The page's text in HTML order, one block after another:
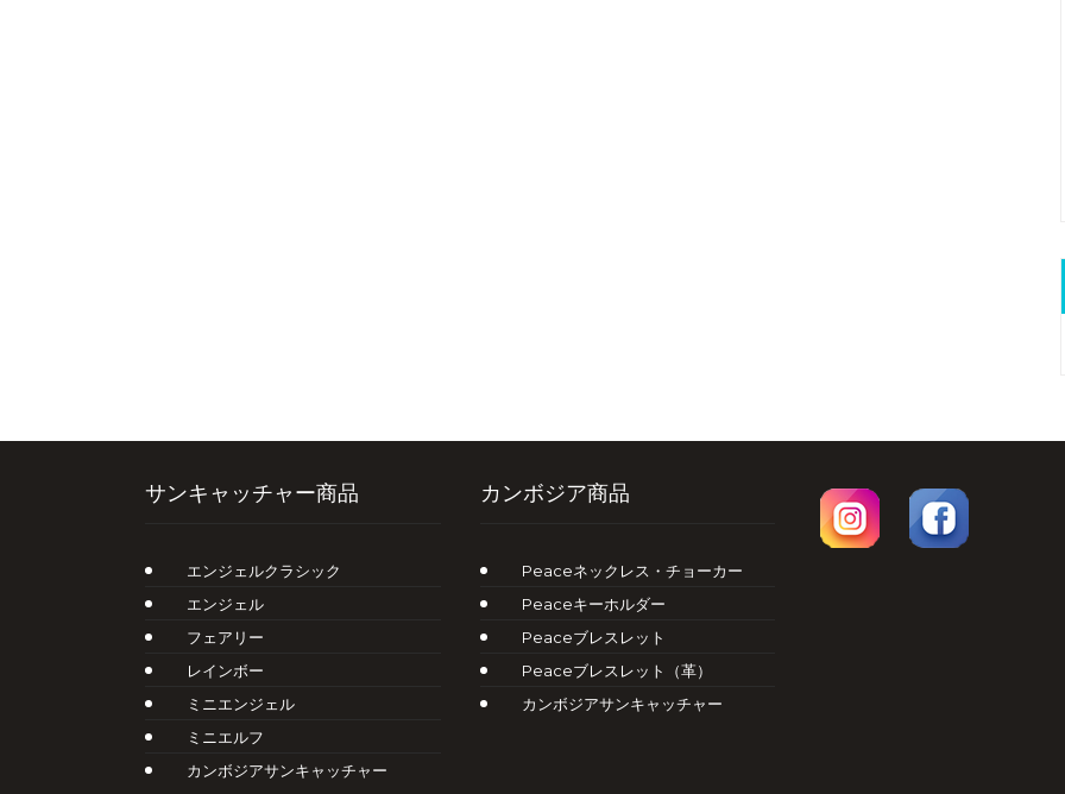
サンキャッチャー商品
エンジェルクラシック
エンジェル
フェアリー
レインボー
ミニエンジェル
ミニエルフ
カンボジアサンキャッチャー
カンボジア商品
Peaceネックレス・チョーカー
Peaceキーホルダー
Peaceブレスレット
Peaceブレスレット（革）
カンボジアサンキャッチャー